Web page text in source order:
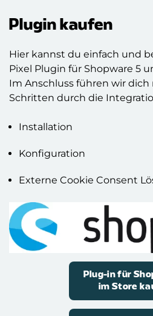
Plugin kaufen
Hier kannst du einfach und
Pixel Plugin für Shopware 5
Im Anschluss führen wir
Schritten durch die
Installation
Konfiguration
Externe Cookie Consent
Plug-in für
im Store